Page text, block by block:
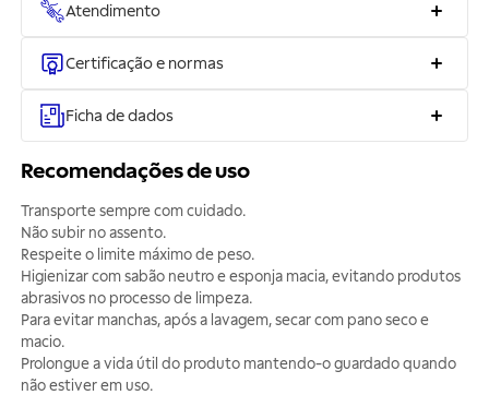
Atendimento
Certificação e normas
Ficha de dados
Recomendações de uso
Transporte sempre com cuidado.
Não subir no assento.
Respeite o limite máximo de peso.
Higienizar com sabão neutro e esponja macia, evitando produtos
abrasivos no processo de limpeza.
Para evitar manchas, após a lavagem, secar com pano seco e
macio.
Prolongue a vida útil do produto mantendo-o guardado quando
não estiver em uso.